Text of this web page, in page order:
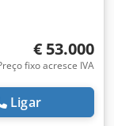
€ 53.000
fixo acresce IVA
Ligar